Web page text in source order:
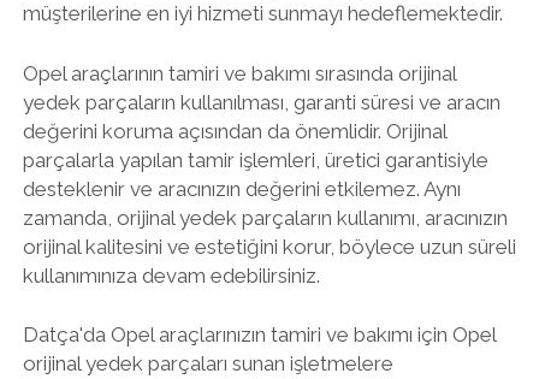
müşterilerine en iyi hizmeti sunmayı hedeflemektedir.
Opel araçlarının tamiri ve bakımı sırasında orijinal
yedek parçaların kullanılması, garanti süresi ve aracın
değerini koruma açısından da önemlidir. Orijinal
parçalarla yapılan tamir işlemleri, üretici garantisiyle
desteklenir ve aracınızın değerini etkilemez. Aynı
zamanda, orijinal yedek parçaların kullanımı, aracınızın
orijinal kalitesini ve estetiğini korur, böylece uzun süreli
kullanımınıza devam edebilirsiniz.
Datça'da Opel araçlarınızın tamiri ve bakımı için Opel
orijinal yedek parçaları sunan işletmelere